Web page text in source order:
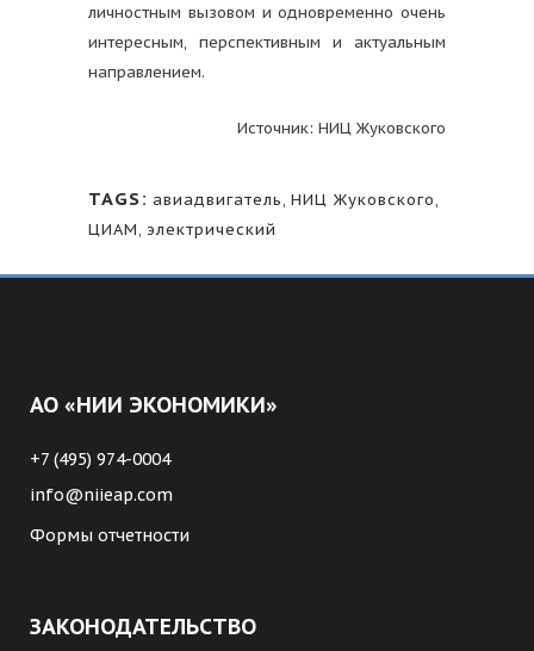
личностным вызовом и одновременно очень
интересным, перспективным и актуальным
направлением.
Источник: НИЦ Жуковского
TAGS: авиадвигатель, НИЦ Жуковского,
ЦИАМ, электрический
АО «НИИ ЭКОНОМИКИ»
+7 (495) 974-0004
info@niieap.com
Формы отчетности
ЗАКОНОДАТЕЛЬСТВО